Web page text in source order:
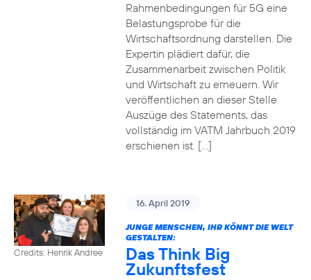
Rahmenbedingungen für 5G eine
Belastungsprobe für die
Wirtschaftsordnung darstellen. Die
Expertin plädiert dafür, die
Zusammenarbeit zwischen Politik
und Wirtschaft zu erneuern. Wir
veröffentlichen an dieser Stelle
Auszüge des Statements, das
vollständig im VATM Jahrbuch 2019
erschienen ist. […]
Credits: Henrik Andree
16. April 2019
JUNGE MENSCHEN, IHR KÖNNT DIE WELT
GESTALTEN:
Das Think Big
Zukunftsfest